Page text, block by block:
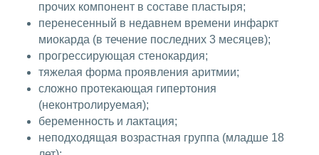
прочих компонент в составе пластыря;
перенесенный в недавнем времени инфаркт
миокарда (в течение последних 3 месяцев);
прогрессирующая стенокардия;
тяжелая форма проявления аритмии;
сложно протекающая гипертония
(неконтролируемая);
беременность и лактация;
неподходящая возрастная группа (младше 18